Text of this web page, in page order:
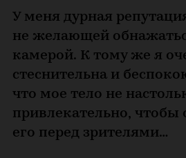
У меня дурная
не желающей
камерой. К тому же я
стеснительна и
что мое тело не
привлекательно, чтобы
его перед зрителями…